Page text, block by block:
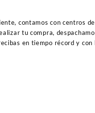
contamos con centros
tu compra,
en tiempo récord y con